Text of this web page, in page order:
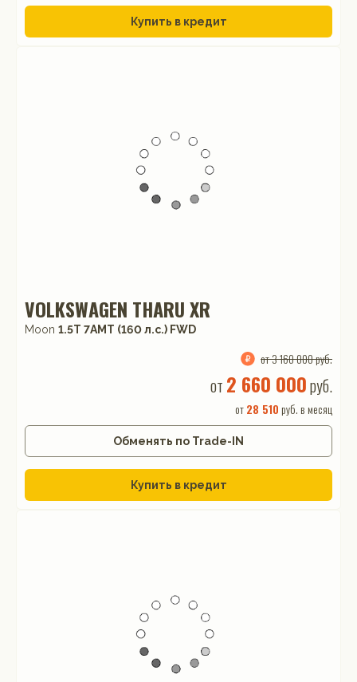
Купить в кредит
VOLKSWAGEN THARU XR
Moon 1.5T 7AMT (160 л.с.) FWD
от 3 160 000 руб.
от 2 660 000руб.
от28 510 руб. в месяц
Обменять по Trade-IN
Купить в кредит